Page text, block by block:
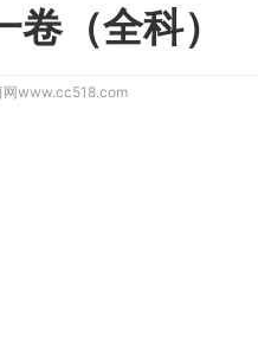
（全科）
网www.cc518.com